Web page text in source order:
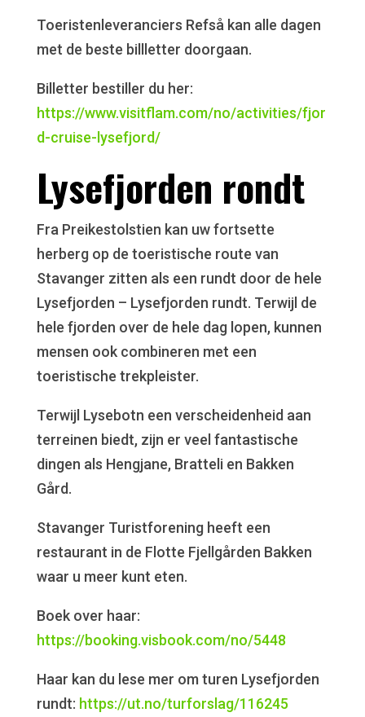
Toeristenleveranciers Refså kan alle dagen
met de beste billletter doorgaan.
Billetter bestiller du her:
https://www.visitflam.com/no/activities/fjor
d-cruise-lysefjord/
Lysefjorden rondt
Fra Preikestolstien kan uw fortsette
herberg op de toeristische route van
Stavanger zitten als een rundt door de hele
Lysefjorden – Lysefjorden rundt. Terwijl de
hele fjorden over de hele dag lopen, kunnen
mensen ook combineren met een
toeristische trekpleister.
Terwijl Lysebotn een verscheidenheid aan
terreinen biedt, zijn er veel fantastische
dingen als Hengjane, Bratteli en Bakken
Gård.
Stavanger Turistforening heeft een
restaurant in de Flotte Fjellgården Bakken
waar u meer kunt eten.
Boek over haar:
https://booking.visbook.com/no/5448
Haar kan du lese mer om turen Lysefjorden
rundt: https://ut.no/turforslag/116245